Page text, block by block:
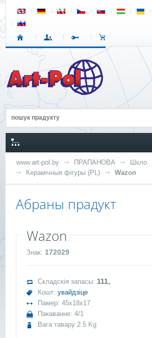
www.art-pol.by ПРАПАНОВА
Шкло
Керамічныя фігуры (PL)
Wazon
Абраны прадукт
Wazon
Знак: 172029
Складскія запасы: 111,
Кошт:увайдзіце
Памер: 45x18x17
Пакаванне: 4/1
Вага тавару 2.5 Kg